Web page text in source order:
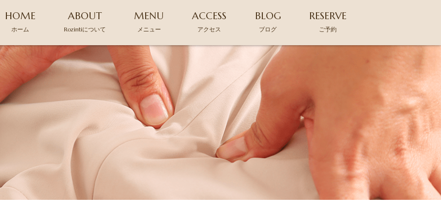
HOME
ホーム
ABOUT
Rozintiについて
MENU
メニュー
ACCESS
アクセス
BLOG
ブログ
RESERVE
ご予約